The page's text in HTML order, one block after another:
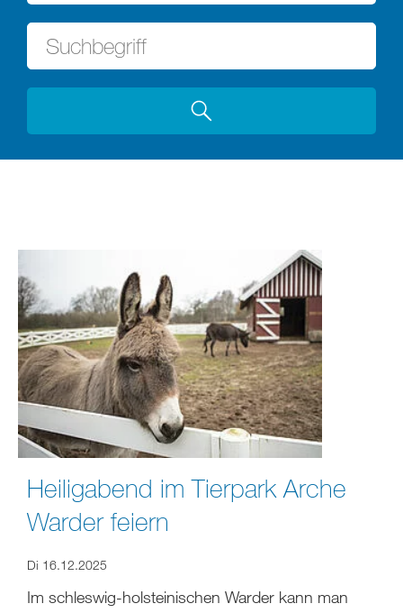
Heiligabend im Tierpark Arche
Warder feiern
Di 16.12.2025
Im schleswig-holsteinischen Warder kann man